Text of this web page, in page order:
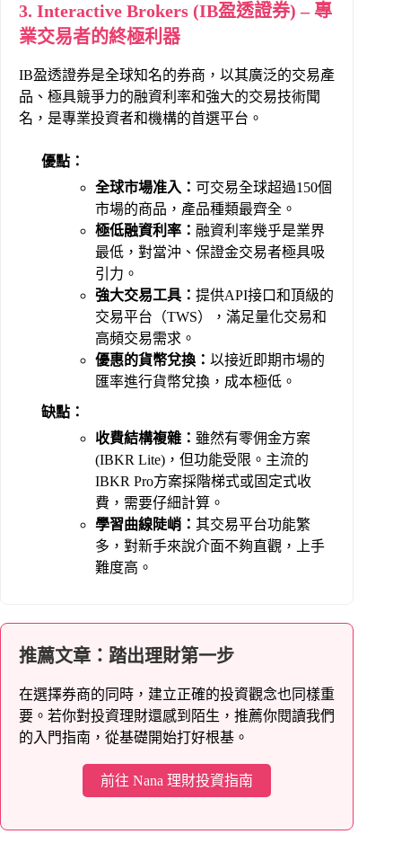
3. Interactive Brokers (IB盈透證券) – 專
業交易者的終極利器
IB盈透證券是全球知名的券商，以其廣泛的交易產
品、極具競爭力的融資利率和強大的交易技術聞
名，是專業投資者和機構的首選平台。
優點：
全球市場准入： 可交易全球超過150個
市場的商品，產品種類最齊全。
極低融資利率： 融資利率幾乎是業界
最低，對當沖、保證金交易者極具吸
引力。
強大交易工具： 提供API接口和頂級的
交易平台（TWS），滿足量化交易和
高頻交易需求。
優惠的貨幣兌換： 以接近即期市場的
匯率進行貨幣兌換，成本極低。
缺點：
收費結構複雜： 雖然有零佣金方案
(IBKR Lite)，但功能受限。主流的
IBKR Pro方案採階梯式或固定式收
費，需要仔細計算。
學習曲線陡峭： 其交易平台功能繁
多，對新手來說介面不夠直觀，上手
難度高。
推薦文章：踏出理財第一步
在選擇券商的同時，建立正確的投資觀念也同樣重
要。若你對投資理財還感到陌生，推薦你閱讀我們
的入門指南，從基礎開始打好根基。
前往 Nana 理財投資指南